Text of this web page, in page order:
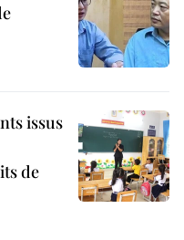
issus
de